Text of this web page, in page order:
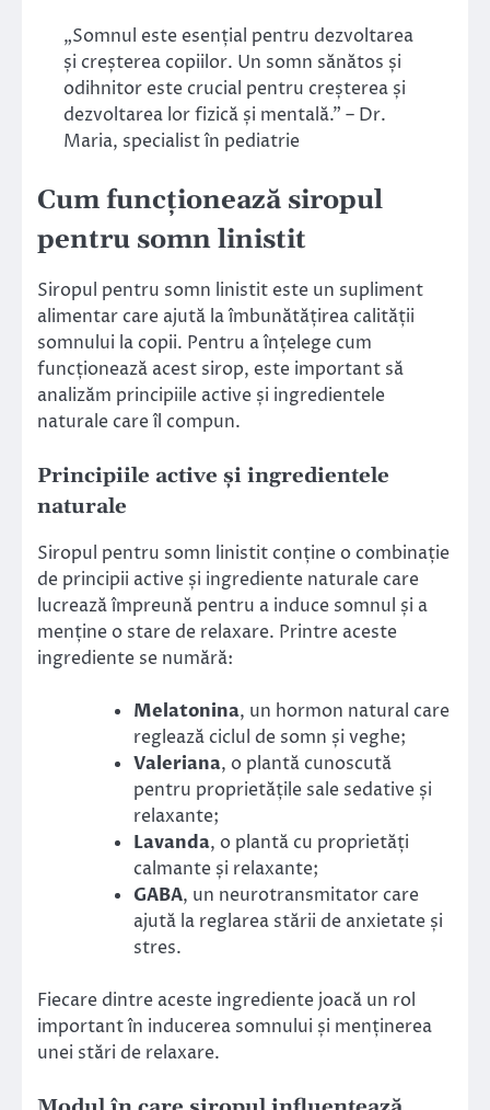
„Somnul este esențial pentru dezvoltarea
și creșterea copiilor. Un somn sănătos și
odihnitor este crucial pentru creșterea și
dezvoltarea lor fizică și mentală.” – Dr.
Maria, specialist în pediatrie
Cum funcționează siropul
pentru somn linistit
Siropul pentru somn linistit este un supliment
alimentar care ajută la îmbunătățirea calității
somnului la copii. Pentru a înțelege cum
funcționează acest sirop, este important să
analizăm principiile active și ingredientele
naturale care îl compun.
Principiile active și ingredientele
naturale
Siropul pentru somn linistit conține o combinație
de principii active și ingrediente naturale care
lucrează împreună pentru a induce somnul și a
menține o stare de relaxare. Printre aceste
ingrediente se numără:
Melatonina, un hormon natural care
reglează ciclul de somn și veghe;
Valeriana, o plantă cunoscută
pentru proprietățile sale sedative și
relaxante;
Lavanda, o plantă cu proprietăți
calmante și relaxante;
GABA, un neurotransmitator care
ajută la reglarea stării de anxietate și
stres.
Fiecare dintre aceste ingrediente joacă un rol
important în inducerea somnului și menținerea
unei stări de relaxare.